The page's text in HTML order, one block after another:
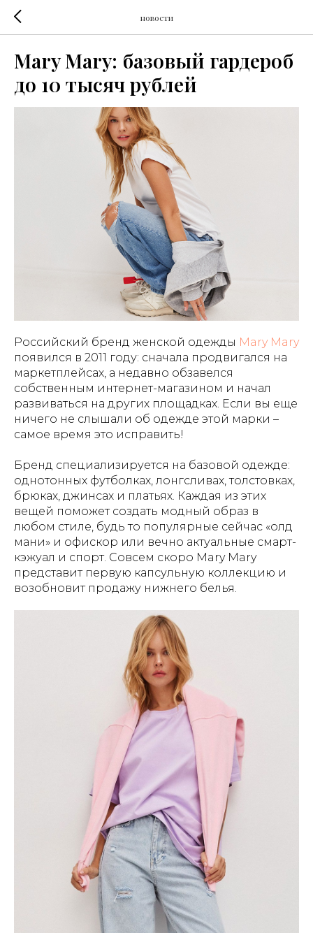
новости
Mary Mary: базовый гардероб
до 10 тысяч рублей
Российский бренд женской одежды Mary Mary
появился в 2011 году: сначала продвигался на
маркетплейсах, а недавно обзавелся
собственным интернет-магазином и начал
развиваться на других площадках. Если вы еще
ничего не слышали об одежде этой марки –
самое время это исправить!
Бренд специализируется на базовой одежде:
однотонных футболках, лонгсливах, толстовках,
брюках, джинсах и платьях. Каждая из этих
вещей поможет создать модный образ в
любом стиле, будь то популярные сейчас «олд
мани» и офискор или вечно актуальные смарт-
кэжуал и спорт. Совсем скоро Mary Mary
представит первую капсульную коллекцию и
возобновит продажу нижнего белья.